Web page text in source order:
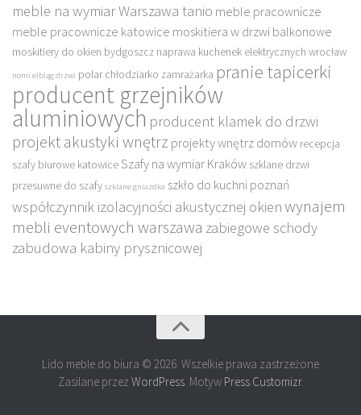
meble na wymiar Warszawa tanio meble pracownicze
meble pracownicze katowice moskitiera w drzwi balkonowe
moskitiery do okien bydgoszcz naprawa kuchenek elektrycznych wrocław
nomi elbląg drzwi polar chłodziarko zamrażarka pranie tapicerki
producent grzejników
aluminiowych producent klamek do drzwi
projekt akustyki wnętrz projekty wnętrz domów recepcja
szafy biurowe katowiceSzafy na wymiar Kraków szklane drzwi
przesuwne do szafy szklane gniazdka szkło do kuchni poznań
współczynnik izolacyjności akustycznej okienwynajem
mebli eventowych warszawa zabiegowe schody
zabudowa kabiny prysznicowej
Lido meble do biura © 2026. Wszelkie prawa zastrzeżone
Zasilane przez WordPress. Motyw Press Customizr.